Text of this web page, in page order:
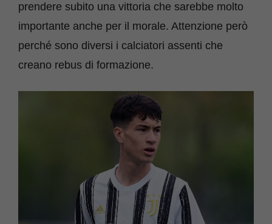
prendere subito una vittoria che sarebbe molto
importante anche per il morale. Attenzione però
perché sono diversi i calciatori assenti che
creano rebus di formazione.